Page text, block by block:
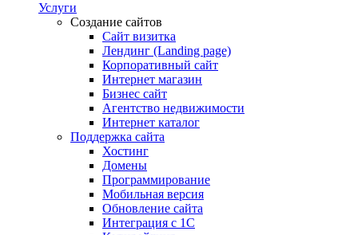
Услуги
Создание сайтов
Сайт визитка
Лендинг (Landing page)
Корпоративный сайт
Интернет магазин
Бизнес сайт
Агентство недвижимости
Интернет каталог
Поддержка сайта
Хостинг
Домены
Программирование
Мобильная версия
Обновление сайта
Интеграция с 1С